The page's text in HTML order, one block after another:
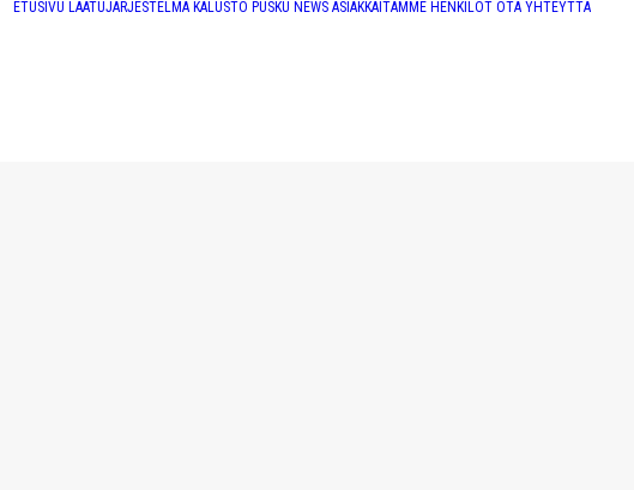
ETUSIVU LAATUJÄRJESTELMÄ KALUSTO PUSKU NEWS ASIAKKAITAMME HENKILÖT OTA YHTEYTTÄ